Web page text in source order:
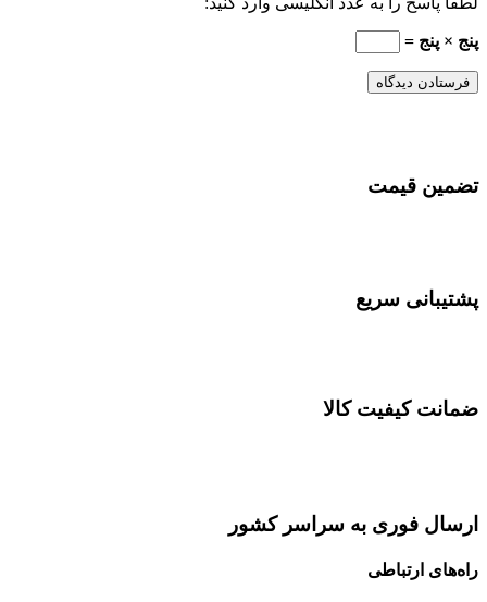
پنج × پنج =
تضمین قیمت
پشتیبانی سریع
ضمانت کیفیت کالا
ارسال فوری به سراسر کشور
راه‌های ارتباطی